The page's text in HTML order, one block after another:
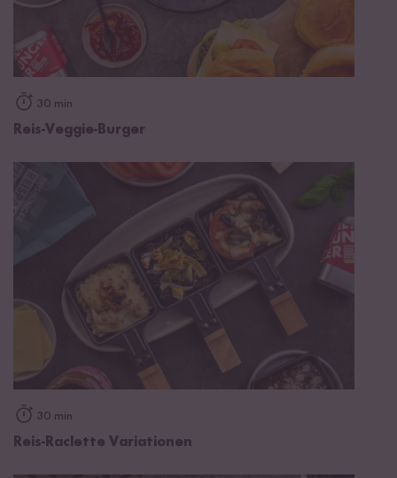
30 min
Reis-Veggie-Burger
30 min
Reis-Raclette Variationen